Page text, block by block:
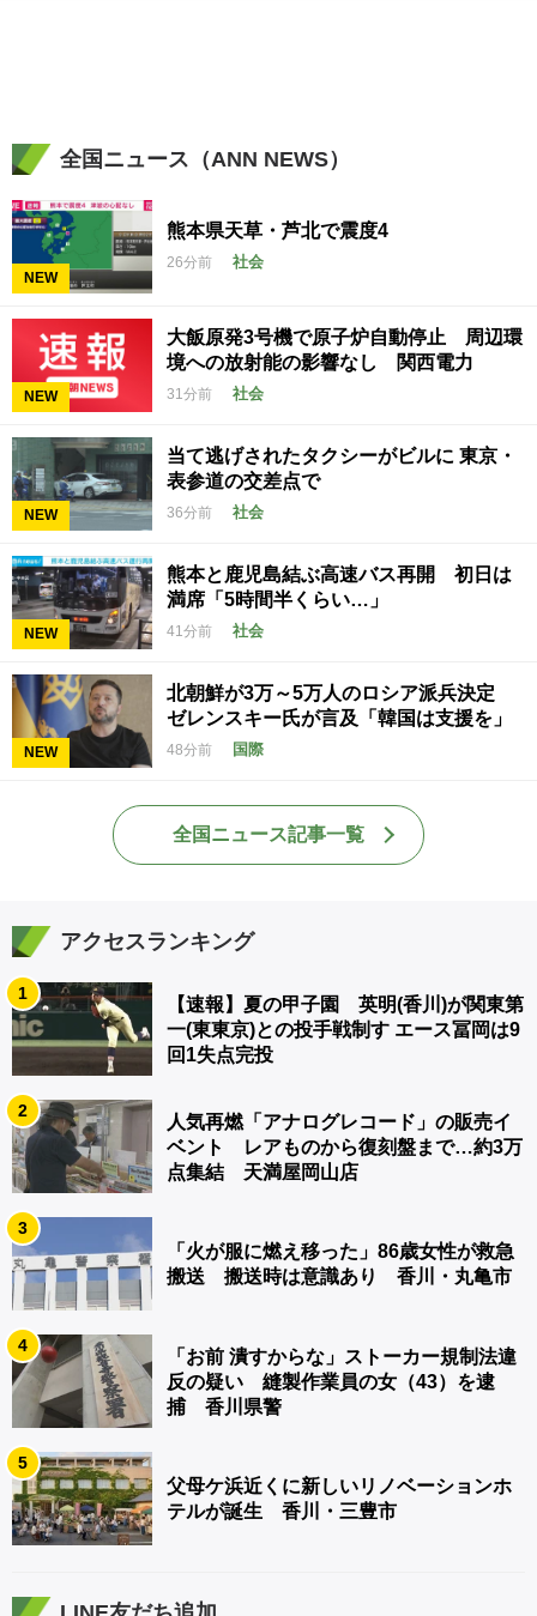
全国ニュース（ANN NEWS）
NEW
熊本県天草・芦北で震度4
26分前 社会
NEW
大飯原発3号機で原子炉自動停止 周辺環
境への放射能の影響なし 関西電力
31分前 社会
NEW
当て逃げされたタクシーがビルに 東京・
表参道の交差点で
36分前 社会
NEW
熊本と鹿児島結ぶ高速バス再開 初日は
満席「5時間半くらい…」
41分前 社会
NEW
北朝鮮が3万～5万人のロシア派兵決定
ゼレンスキー氏が言及「韓国は支援を」
48分前 国際
全国ニュース記事一覧
アクセスランキング
1
【速報】夏の甲子園 英明(香川)が関東第
一(東東京)との投手戦制す エース冨岡は9
回1失点完投
2
人気再燃「アナログレコード」の販売イ
ベント レアものから復刻盤まで…約3万
点集結 天満屋岡山店
3
「火が服に燃え移った」86歳女性が救急
搬送 搬送時は意識あり 香川・丸亀市
4
「お前 潰すからな」ストーカー規制法違
反の疑い 縫製作業員の女（43）を逮
捕 香川県警
5
父母ケ浜近くに新しいリノベーションホ
テルが誕生 香川・三豊市